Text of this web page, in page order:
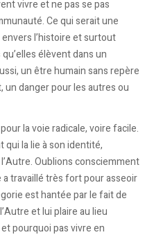
vivre et ne pas se pas
Ce qui serait une
l’histoire et surtout
élèvent dans un
un être humain sans repère
un danger pour les autres ou
la voie radicale, voire facile.
qui la lie à son identité,
Oublions consciemment
travaillé très fort pour asseoir
est hantée par le fait de
et lui plaire au lieu
pourquoi pas vivre en